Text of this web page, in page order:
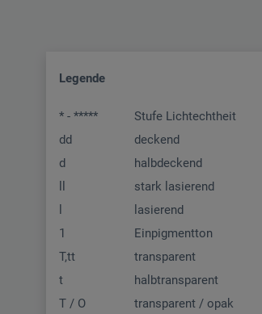
Legende
* - *****
Stufe Lichtechtheit
dd
deckend
d
halbdeckend
stark lasierend
lasierend
1
Einpigmentton
T,tt
transparent
t
halbtransparent
T / O
transparent / opak